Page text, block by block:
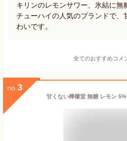
キリンのレモンサワー、氷結に無
チューハイの人気のブランドで、
わいです。
全てのおすすめコメ
no. 3
甘くない檸檬堂 無糖 レモン